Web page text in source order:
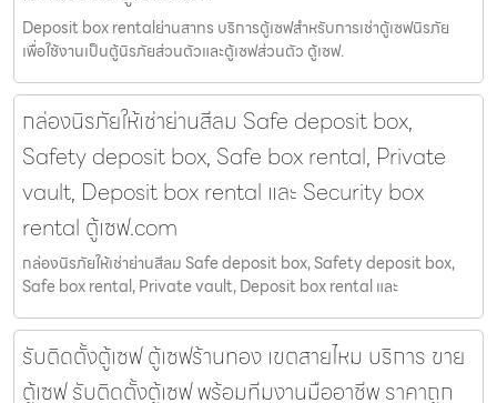
Deposit box rentalย่านสาทร บริการตู้เซฟสำหรับการเช่าตู้เซฟนิรภัย
เพื่อใช้งานเป็นตู้นิรภัยส่วนตัวและตู้เซฟส่วนตัว ตู้เซฟ.
กล่องนิรภัยให้เช่าย่านสีลม Safe deposit box,
Safety deposit box, Safe box rental, Private
vault, Deposit box rental และ Security box
rental ตู้เซฟ.com
กล่องนิรภัยให้เช่าย่านสีลม Safe deposit box, Safety deposit box,
Safe box rental, Private vault, Deposit box rental และ
รับติดตั้งตู้เซฟ ตู้เซฟร้านทอง เขตสายไหม บริการ ขาย
ตู้เซฟ รับติดตั้งตู้เซฟ พร้อมทีมงานมืออาชีพ ราคาถูก